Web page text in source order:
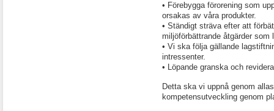
• Förebygga förorening som
orsakas av våra produkter.
• Ständigt sträva efter att
miljöförbättrande åtgärder som
• Vi ska följa gällande
intressenter.
• Löpande granska och
Detta ska vi uppnå genom
kompetensutveckling genom